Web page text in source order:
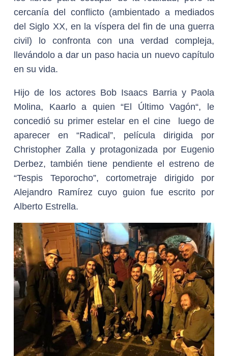
cercanía del conflicto (ambientado a mediados
del Siglo XX, en la víspera del fin de una guerra
civil) lo confronta con una verdad compleja,
llevándolo a dar un paso hacia un nuevo capítulo
en su vida.
Hijo de los actores Bob Isaacs Barria y Paola
Molina, Kaarlo a quien “El Último Vagón“, le
concedió su primer estelar en el cine luego de
aparecer en “Radical”, película dirigida por
Christopher Zalla y protagonizada por Eugenio
Derbez, también tiene pendiente el estreno de
“Tespis Teporocho”, cortometraje dirigido por
Alejandro Ramírez cuyo guion fue escrito por
Alberto Estrella.